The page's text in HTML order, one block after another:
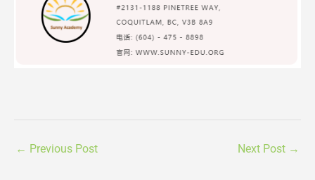
← Previous Post Next Post →